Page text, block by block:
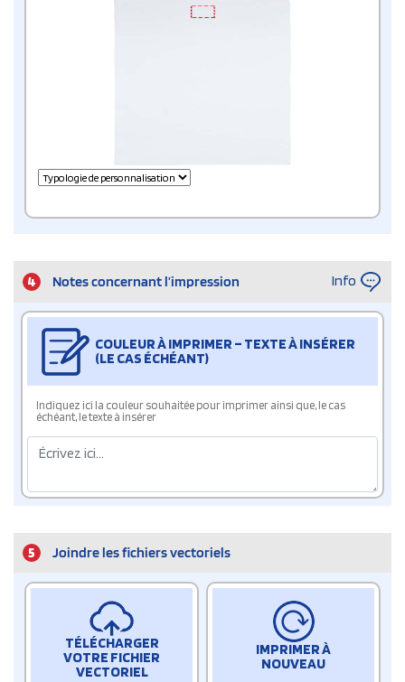
4 Notes concernant l’impression Info
COULEUR À IMPRIMER – TEXTE À INSÉRER
(LE CAS ÉCHÉANT)
Indiquez ici la couleur souhaitée pour imprimer ainsi que, le cas
échéant, le texte à insérer
5 Joindre les fichiers vectoriels
TÉLÉCHARGER
VOTRE FICHIER
VECTORIEL
IMPRIMER À
NOUVEAU